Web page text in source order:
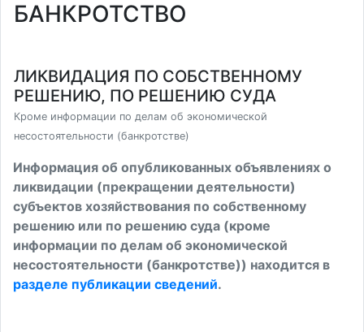
БАНКРОТСТВО
ЛИКВИДАЦИЯ ПО СОБСТВЕННОМУ
РЕШЕНИЮ, ПО РЕШЕНИЮ СУДА
Кроме информации по делам об экономической
несостоятельности (банкротстве)
Информация об опубликованных объявлениях о
ликвидации (прекращении деятельности)
субъектов хозяйствования по собственному
решению или по решению суда (кроме
информации по делам об экономической
несостоятельности (банкротстве)) находится в
разделе публикации сведений.